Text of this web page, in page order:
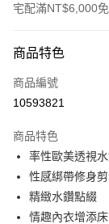
宅配滿NT$6,000
信用卡一次付款
信用卡分期付款
合作金庫商業銀行
華南商業銀行
上海商業儲蓄銀行
國泰世華商業銀行
臺灣中小企業銀行
超商取貨付款
LINE Pay
Apple Pay
商品特色
商品編號
10593821
商品特色
率性歐美透視
性感綁帶修身
精緻水鑽點綴
情趣內衣增添